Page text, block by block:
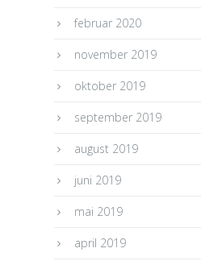
februar 2020
november 2019
oktober 2019
september 2019
august 2019
juni 2019
mai 2019
april 2019